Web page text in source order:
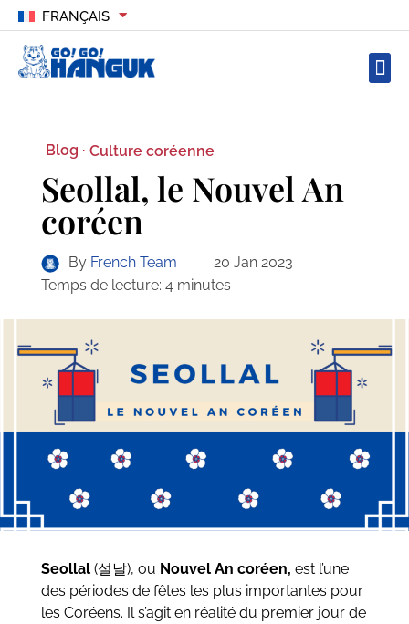
FRANÇAIS
Blog · Culture coréenne
Seollal, le Nouvel An
coréen
By French Team
20 Jan 2023
Temps de lecture: 4 minutes
Seollal(설날), ou Nouvel An coréen, est l’une
des périodes de fêtes les plus importantes pour
les Coréens. Il s’agit en réalité du premier jour de